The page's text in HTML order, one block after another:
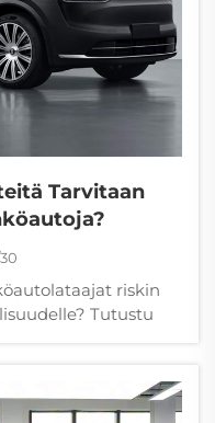
Tarvitaan
riskin
Tutustu
kaapeleihin –
%. Varmista NEC-